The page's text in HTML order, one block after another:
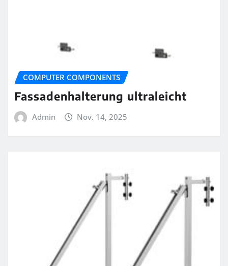
COMPUTER COMPONENTS
Fassadenhalterung ultraleicht
Admin Nov. 14, 2025